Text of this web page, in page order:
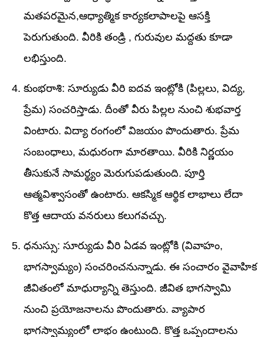
మతపరమైన,ఆధ్యాత్మిక కార్యకలాపాలపై ఆసక్తి
పెరుగుతుంది. వీరికి తండ్రి , గురువుల మద్దతు కూడా
లభిస్తుంది.
కుంభరాశి: సూర్యుడు వీరి ఐదవ ఇంట్లోకి (పిల్లలు, విద్య,
ప్రేమ) సంచరిస్తాడు. దీంతో వీరు పిల్లల నుంచి శుభవార్త
వింటారు. విద్యా రంగంలో విజయం పొందుతారు. ప్రేమ
సంబంధాలు, మధురంగా ​​మారతాయి. వీరికి నిర్ణయం
తీసుకునే సామర్థ్యం మెరుగుపడుతుంది. పూర్తి
ఆత్మవిశ్వాసంతో ఉంటారు. ఆకస్మిక ఆర్థిక లాభాలు లేదా
కొత్త ఆదాయ వనరులు కలుగవచ్చు.
ధనుస్సు: సూర్యుడు వీరి ఏడవ ఇంట్లోకి (వివాహం,
భాగస్వామ్యం) సంచరించనున్నాడు. ఈ సంచారం వైవాహిక
జీవితంలో మాధుర్యాన్ని తెస్తుంది. జీవిత భాగస్వామి
నుంచి ప్రయోజనాలను పొందుతారు. వ్యాపార
భాగస్వామ్యంలో లాభం ఉంటుంది. కొత్త ఒప్పందాలను